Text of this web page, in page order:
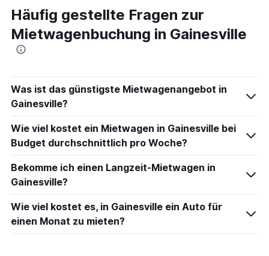
Häufig gestellte Fragen zur
Mietwagenbuchung in Gainesville
Was ist das günstigste Mietwagenangebot in
Gainesville?
Wie viel kostet ein Mietwagen in Gainesville bei
Budget durchschnittlich pro Woche?
Bekomme ich einen Langzeit-Mietwagen in
Gainesville?
Wie viel kostet es, in Gainesville ein Auto für
einen Monat zu mieten?